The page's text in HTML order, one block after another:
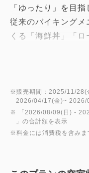
「ゆったり」を目
従来のバイキングメ
くる「海鮮丼」「
具材をお好きなだ
リザンの朝食革命
－－－－－－－－
※販売期間：2025/11/28(
2026/04/17(金)~ 2026/
※ 「 2026/08/09(日) -
」の合計額を表示
※料金には消費税を含みま